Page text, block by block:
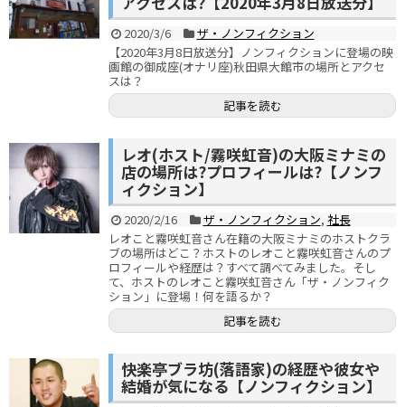
2020/3/6
ザ・ノンフィクション
【2020年3月8日放送分】ノンフィクションに登場の映
画館の御成座(オナリ座)秋田県大館市の場所とアクセ
スは？
記事を読む
レオ(ホスト/霧咲虹音)の大阪ミナミの
店の場所は?プロフィールは?【ノンフ
ィクション】
2020/2/16 ザ・ノンフィクション, 社長
レオこと霧咲虹音さん在籍の大阪ミナミのホストクラ
ブの場所はどこ？ホストのレオこと霧咲虹音さんのプ
ロフィールや経歴は？すべて調べてみました。そし
て、ホストのレオこと霧咲虹音さん「ザ・ノンフィク
ション」に登場！何を語るか？
記事を読む
快楽亭ブラ坊(落語家)の経歴や彼女や
結婚が気になる【ノンフィクション】